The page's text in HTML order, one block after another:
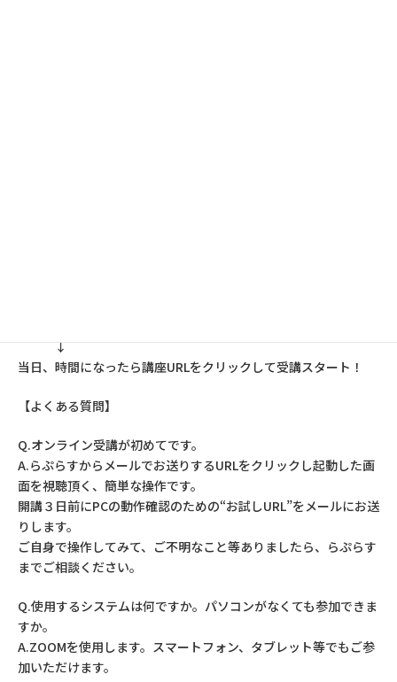
↓
当日、時間になったら講座URLをクリックして受講スタート！
【よくある質問】
Q.オンライン受講が初めてです。
A.らぷらすからメールでお送りするURLをクリックし起動した画
面を視聴頂く、簡単な操作です。
開講３日前にPCの動作確認のための“お試しURL”をメールにお送
りします。
ご自身で操作してみて、ご不明なこと等ありましたら、らぷらす
までご相談ください。
Q.使用するシステムは何ですか。パソコンがなくても参加できま
すか。
A.ZOOMを使用します。スマートフォン、タブレット等でもご参
加いただけます。